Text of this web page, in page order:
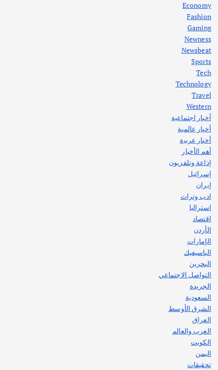
أهم الأخبار
اختتام ورشة السينوغرافيا في مدينة كلباء الاماراتية
أغسطس 3, 2026
Economy
Fashion
Gaming
Newness
Newsbeat
Sports
Tech
Technology
Travel
Western
أخبار اجتماعية
أخبار عالمية
أخبار عربية
أهم الأخبار
إذاعة وتلفزيون
إسرائيل
إيران
ادب وتراث
استراليا
اقتصاد
الأردن
الإمارات
الباسيفيك
البحرين
التواصل الاجتماعي
الجريدة
السعودية
الشرق الأوسط
العراق
العرب والعالم
الكويت
اليمن
تحقيقات